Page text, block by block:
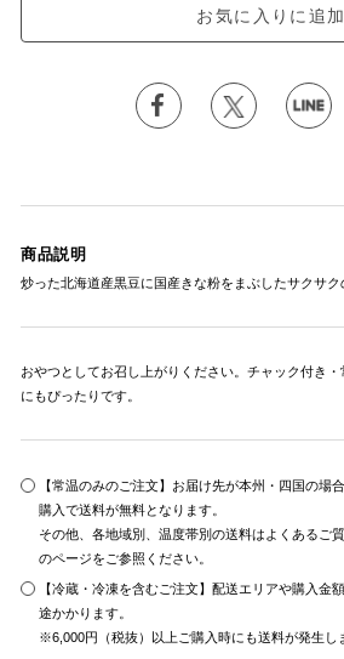
お気に入りに追加
商品説明
炒った北海道産黒豆に国産きな粉をまぶしたサクサク
おやつとしてお召し上がりください。チャック付き
にもぴったりです。
【常温のみのご注文】お届け先が本州・四国の場
購入で送料が無料となります。
その他、各地域別、温度帯別の送料はよくあるご
のページをご参照ください。
【冷蔵・冷凍を含むご注文】配送エリアや購入金
途かかります。
※6,000円（税抜）以上ご購入時にも送料が発生し